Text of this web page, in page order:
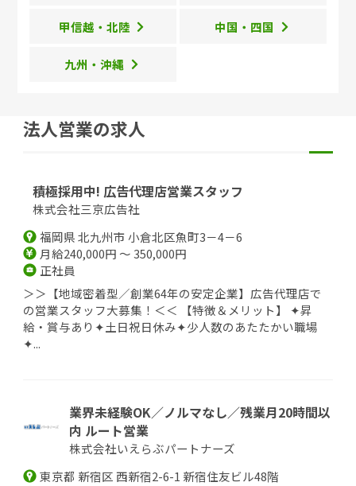
甲信越・北陸 中国・四国
九州・沖縄
法人営業の求人
積極採用中! 広告代理店営業スタッフ
株式会社三京広告社
福岡県 北九州市 小倉北区魚町3－4－6
月給240,000円 ～ 350,000円
正社員
＞＞【地域密着型／創業64年の安定企業】広告代理店で
の営業スタッフ大募集！＜＜ 【特徴＆メリット】 ✦昇
給・賞与あり✦土日祝日休み✦少人数のあたたかい職場
✦...
業界未経験OK／ノルマなし／残業月20時間以
内 ルート営業
株式会社いえらぶパートナーズ
東京都 新宿区 西新宿2-6-1 新宿住友ビル48階